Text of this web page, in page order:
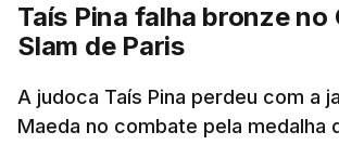
Taís Pina falha bronze no
Slam de Paris
A judoca Taís Pina perdeu com a
Maeda no combate pela medalha